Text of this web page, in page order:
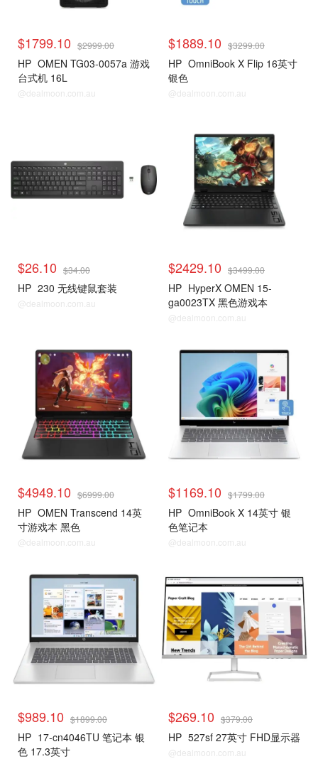
$1799.10 $2999.00
HP OMEN TG03-0057a 游戏
台式机 16L
@dealmoon.com.au
$1889.10 $3299.00
HP OmniBook X Flip 16英寸
银色
@dealmoon.com.au
$26.10 $34.00
HP 230 无线键鼠套装
@dealmoon.com.au
$2429.10 $3499.00
HP HyperX OMEN 15-
ga0023TX 黑色游戏本
@dealmoon.com.au
$4949.10 $6999.00
HP OMEN Transcend 14英
寸游戏本 黑色
@dealmoon.com.au
$1169.10 $1799.00
HP OmniBook X 14英寸 银
色笔记本
@dealmoon.com.au
$989.10 $1899.00
HP 17-cn4046TU 笔记本 银
色 17.3英寸
$269.10 $379.00
HP 527sf 27英寸 FHD显示器
@dealmoon.com.au